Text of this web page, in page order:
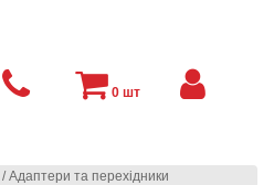
/Адаптери та перехідники
0 шт